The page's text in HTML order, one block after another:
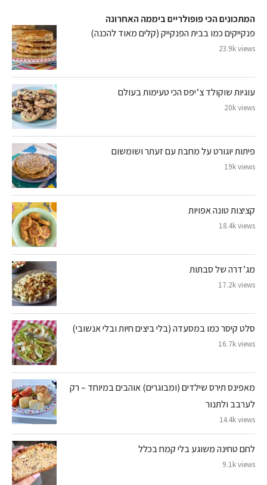
המתכונים הכי פופולריים ביממה האחרונה
פנקייקים כמו בבית הפנקייק (קלים מאוד להכנה)
23.9k views
עוגיות שוקולד צ’יפס הכי טעימות בעולם
20k views
פיתות יוגורט על מחבת עם זעתר ושומשום
19k views
קציצות טונה אפויות
18.4k views
מג’דרה של סבתות
17.2k views
סלט קיסר כמו במסעדה (בלי ביצים חיות ובלי אנשובי)
16.7k views
מאפינס תירס שילדים (ומבוגרים) אוהבים במיוחד – רק
לערבב ולתנור
14.4k views
לחם טחינה משוגע בלי קמח בכלל
9.1k views